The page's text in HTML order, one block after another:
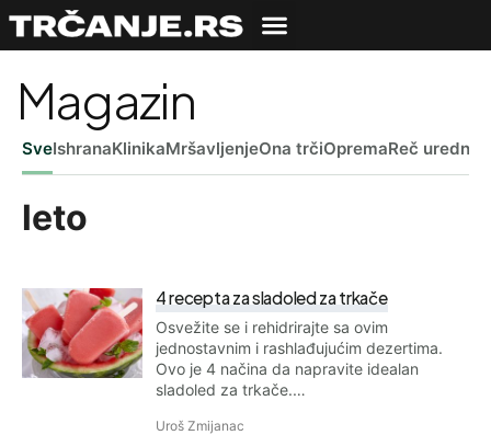
Magazin
SveIshranaKlinikaMršavljenjeOna trčiOpremaReč
leto
4 recepta za sladoled za trkače
Osvežite se i rehidrirajte sa ovim
jednostavnim i rashlađujućim dezertima.
Ovo je 4 načina da napravite idealan
sladoled za trkače.…
Uroš Zmijanac